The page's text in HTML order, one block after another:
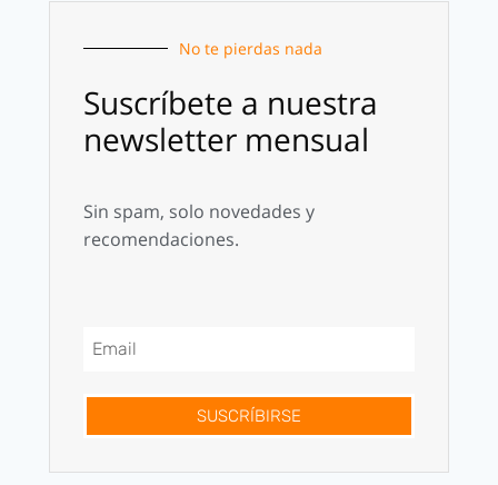
No te pierdas nada
Suscríbete a nuestra
newsletter mensual
Sin spam, solo novedades y
recomendaciones.
SUSCRÍBIRSE